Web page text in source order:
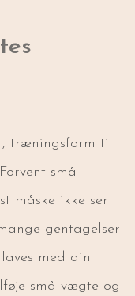
træningsform til
små
måske ikke ser
gentagelser
med din
små vægte og